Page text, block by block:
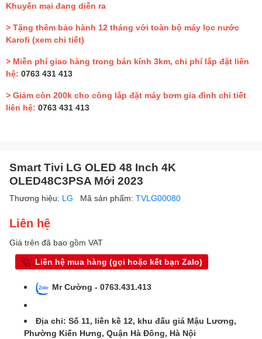
Khuyến mại đang diễn ra
> Tặng thêm bảo hành 12 tháng với toàn bộ máy lọc nước
Karofi (xem chi tiết)
> Miễn phí giao hàng trong bán kính 3km, chi phí lắp đặt liên
hệ: 0763 431 413
> Giảm còn 200k cho công lắp đặt máy bơm gia đình chi tiết
liên hệ: 0763 431 413
Smart Tivi LG OLED 48 Inch 4K
OLED48C3PSA Mới 2023
Thương hiệu: LG Mã sản phẩm: TVLG00080
Liên hệ
Giá trên đã bao gồm VAT
Liên hệ mua hàng (gọi hoặc kết bạn Zalo)
Mr Cường - 0763.431.413
Địa chỉ: Số 11, liền kề 12, khu đấu giá Mậu Lương,
Phường Kiến Hưng, Quận Hà Đông, Hà Nội